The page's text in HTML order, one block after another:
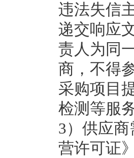
违法失信
递交响应
责人为同
商，不得
采购项目
检测等服
3）供应
营许可证》